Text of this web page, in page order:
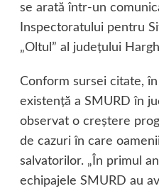
se arată într-un
Inspectoratului pentru
„Oltul” al judeţului
Conform sursei citate,
existenţă a SMURD în
observat o creştere
de cazuri în care
salvatorilor. „În primul
echipajele SMURD au